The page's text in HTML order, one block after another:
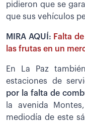
pidieron que se
que sus vehículos
MIRA AQUÍ: Falta
las frutas en un
En La Paz
estaciones de
por la falta de
la avenida
mediodía de este